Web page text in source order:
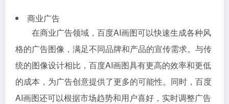
商业广告
在商业广告领域，百度AI画图可以快速生成各种风
格的广告图像，满足不同品牌和产品的宣传需求。与传
统的图像设计相比，百度AI画图具有更高的效率和更低
的成本，为广告创意提供了更多的可能性。同时，百度
AI画图还可以根据市场趋势和用户喜好，实时调整广告